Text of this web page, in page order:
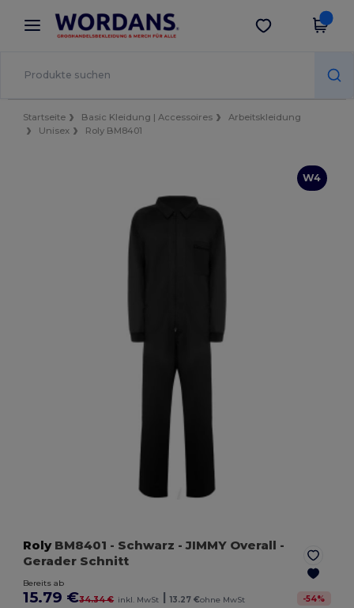
× Wordans App
Bessere Preise in der App!
App holen
Startseite Basic Kleidung | Accessoires
Arbeitskleidung
Unisex
Roly BM8401
W4
RolyBM8401 - Schwarz - JIMMY Overall -
Gerader Schnitt
Bereits ab
15.79 €34.34 € inkl. MwSt | 13.27 €ohne MwSt -54%